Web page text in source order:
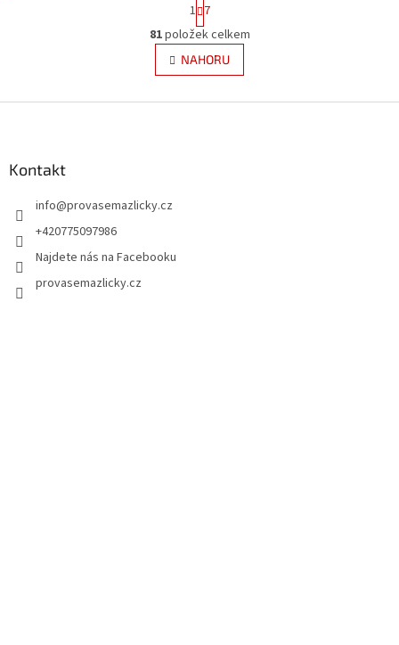
O
v
l
á
t
r
á
n
k
v
1 7
81položek celkem
NAHORU
Kontakt
info@provasemazlicky.cz
+420775097986
Najdete nás na Facebooku
provasemazlicky.cz